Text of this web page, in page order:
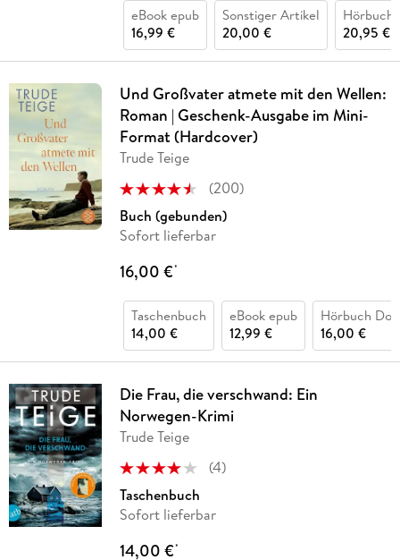
eBook epub
16,99 €
Sonstiger Artikel
20,00 €
Hörbuch
20,95 €
Und Großvater atmete mit den Wellen:
Roman | Geschenk-Ausgabe im Mini-
Format (Hardcover)
Trude Teige
(200)
Buch (gebunden)
Sofort lieferbar
16,00 €*
Taschenbuch
14,00 €
eBook epub
12,99 €
Hörbuch
16,00 €
Die Frau, die verschwand: Ein
Norwegen-Krimi
Trude Teige
(4)
Taschenbuch
Sofort lieferbar
14,00 €*